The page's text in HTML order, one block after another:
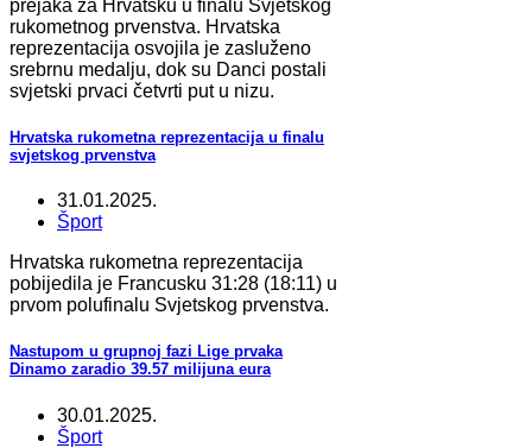
prejaka za Hrvatsku u finalu Svjetskog
rukometnog prvenstva. Hrvatska
reprezentacija osvojila je zasluženo
srebrnu medalju, dok su Danci postali
svjetski prvaci četvrti put u nizu.
Hrvatska rukometna reprezentacija u finalu
svjetskog prvenstva
31.01.2025.
Šport
Hrvatska rukometna reprezentacija
pobijedila je Francusku 31:28 (18:11) u
prvom polufinalu Svjetskog prvenstva.
Nastupom u grupnoj fazi Lige prvaka
Dinamo zaradio 39.57 milijuna eura
30.01.2025.
Šport